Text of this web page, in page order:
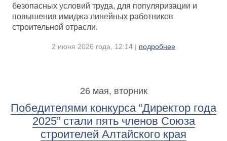
безопасных условий труда, для популяризации и
повышения имиджа линейных работников
строительной отрасли.
2 июня 2026 года, 12:14 | подробнее
26 мая, вторник
Победителями конкурса “Директор года
2025” стали пять членов Союза
строителей Алтайского края